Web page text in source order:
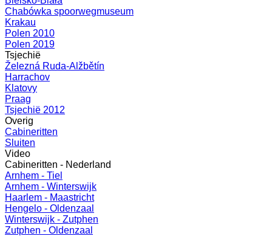
Chabówka spoorwegmuseum
Krakau
Polen 2010
Polen 2019
Tsjechië
Železná Ruda-Alžbětín
Harrachov
Klatovy
Praag
Tsjechië 2012
Overig
Cabineritten
Sluiten
Video
Cabineritten - Nederland
Arnhem - Tiel
Arnhem - Winterswijk
Haarlem - Maastricht
Hengelo - Oldenzaal
Winterswijk - Zutphen
Zutphen - Oldenzaal